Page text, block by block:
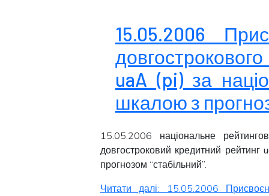
15.05.2006
uaA (pi) за
шкалою з
15.05.2006 національне
довгостроковий кредитний рейтинг
прогнозом “стабільний”.
Читати далі: 15.05.2006